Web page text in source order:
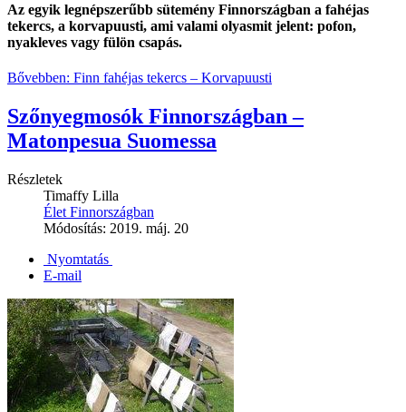
Az egyik legnépszerűbb sütemény Finnországban a fahéjas
tekercs, a korvapuusti, ami valami olyasmit jelent: pofon,
nyakleves vagy fülön csapás.
Bővebben: Finn fahéjas tekercs – Korvapuusti
Szőnyegmosók Finnországban –
Matonpesua Suomessa
Részletek
Timaffy Lilla
Élet Finnországban
Módosítás: 2019. máj. 20
Nyomtatás
E-mail